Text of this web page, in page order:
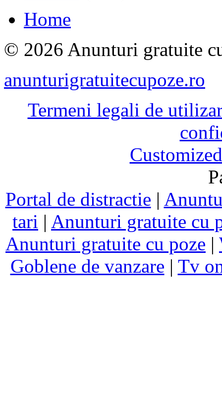
Home
© 2026 Anunturi gratuite
anunturigratuitecupoze.ro
Termeni legali de
Portal de distractie |
tari | Anunturi gratuite cu
Anunturi gratuite cu poze |
Goblene de vanzare | Tv